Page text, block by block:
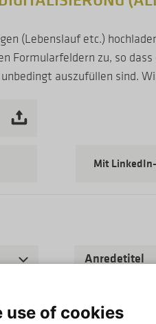
(Lebenslauf etc.)
Formularfeldern zu, so
auszufüllen sind.
Mit
Anredetitel
use of cookies